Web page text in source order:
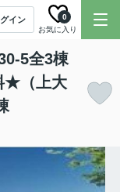
イン
お気に入り
0
5全3棟
★（上大